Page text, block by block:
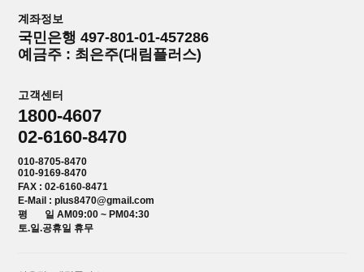
계좌정보
국민은행 497-801-01-457286
예금주 : 최은주(대림플러스)
고객센터
1800-4607
02-6160-8470
010-8705-8470
010-9169-8470
FAX : 02-6160-8471
E-Mail : plus8470@gmail.com
평 일 AM09:00 ~ PM04:30
토.일.공휴일 휴무